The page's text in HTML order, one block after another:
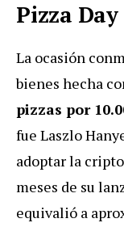
Pizza Day
La ocasión
bienes hecha
pizzas por
fue Laszlo
adoptar la
meses de su
equivalió a